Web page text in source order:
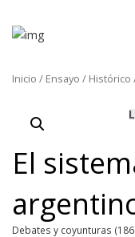
Inicio / Ensayo / Histórico
El
Debates y coyunturas